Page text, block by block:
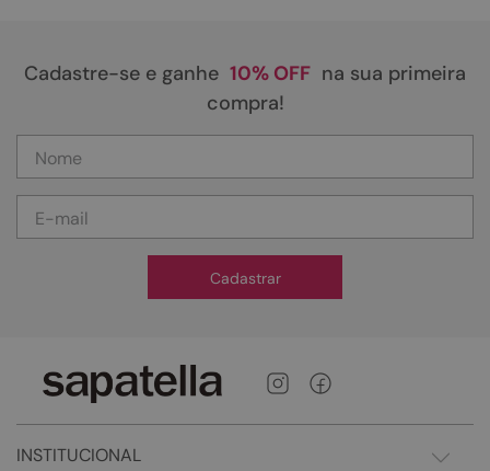
Cadastre-se e ganhe 10% OFF na sua primeira
compra!
Cadastrar
INSTITUCIONAL